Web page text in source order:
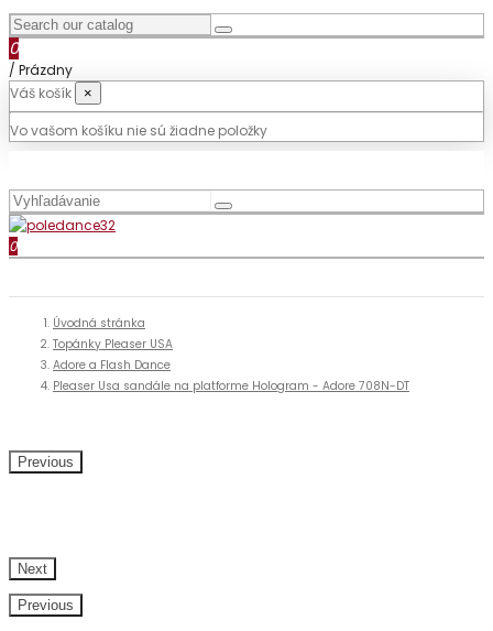
0
/ Prázdny
Váš košík
×
Vo vašom košíku nie sú žiadne položky
0
Úvodná stránka
Topánky Pleaser USA
Adore a Flash Dance
Pleaser Usa sandále na platforme Hologram - Adore 708N-DT
Previous
Next
Previous